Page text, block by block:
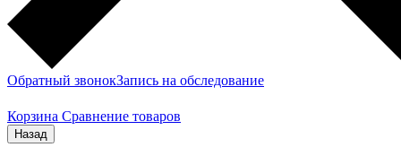
Обратный звонокЗапись на обследование
Корзина Сравнение товаров
Назад